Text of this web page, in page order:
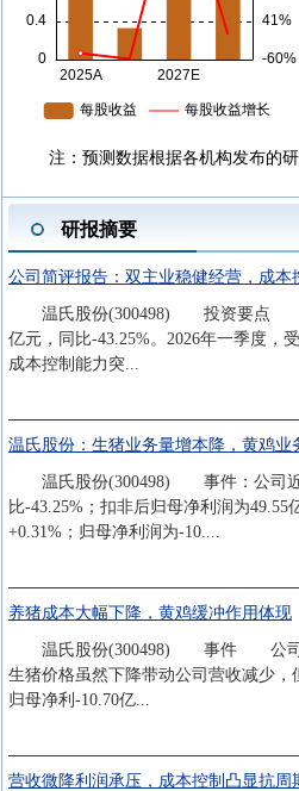
注：预测数据根据各机构发布的
研报摘要
公司简评报告：双主业稳健经营，成本
温氏股份(300498) 投资要点 事件：
亿元，同比-43.25%。2026年一季度
成本控制能力突...
温氏股份：生猪业务量增本降，黄鸡业
温氏股份(300498) 事件：公司近日
比-43.25%；扣非后归母净利润为
+0.31%；归母净利润为-10....
养猪成本大幅下降，黄鸡缓冲作用体现
温氏股份(300498) 事件 公司发布
生猪价格虽然下降带动公司营收减少
归母净利-10.70亿...
营收微降利润承压，成本控制凸显抗周